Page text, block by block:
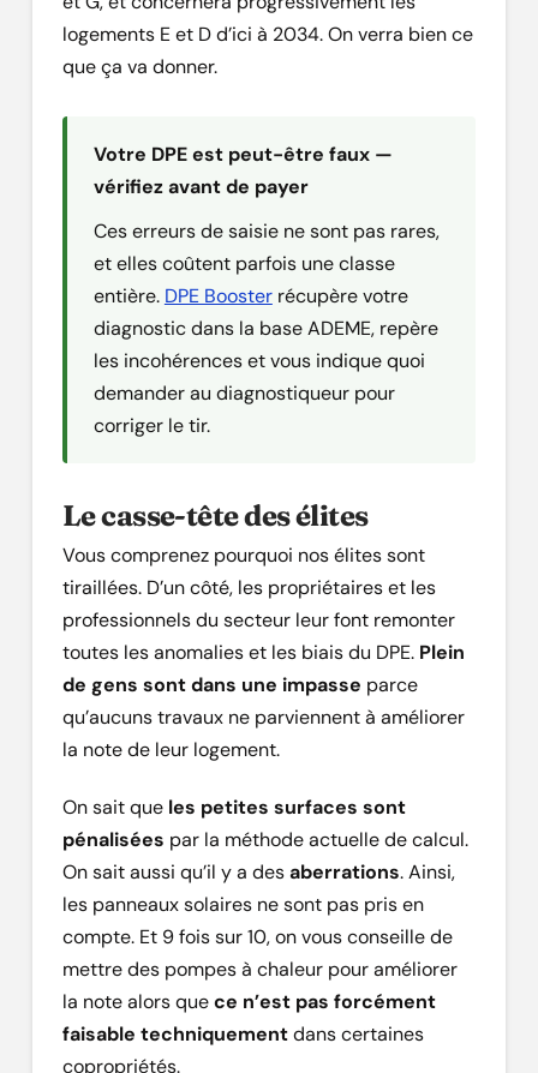
logements E et D d’ici à 2034. On verra bien ce
que ça va donner.
Votre DPE est peut-être faux —
vérifiez avant de payer
Ces erreurs de saisie ne sont pas rares,
et elles coûtent parfois une classe
entière. DPE Boosterrécupère votre
diagnostic dans la base ADEME, repère
les incohérences et vous indique quoi
demander au diagnostiqueur pour
corriger le tir.
Le casse-tête des élites
Vous comprenez pourquoi nos élites sont
tiraillées. D’un côté, les propriétaires et les
professionnels du secteur leur font remonter
toutes les anomalies et les biais du DPE. Plein
de gens sont dans une impasse parce
qu’aucuns travaux ne parviennent à améliorer
la note de leur logement.
On sait que les petites surfaces sont
pénalisées par la méthode actuelle de calcul.
On sait aussi qu’il y a desaberrations. Ainsi,
les panneaux solaires ne sont pas pris en
compte. Et 9 fois sur 10, on vous conseille de
mettre des pompes à chaleur pour améliorer
la note alors quece n’est pas forcément
faisable techniquementdans certaines
copropriétés.